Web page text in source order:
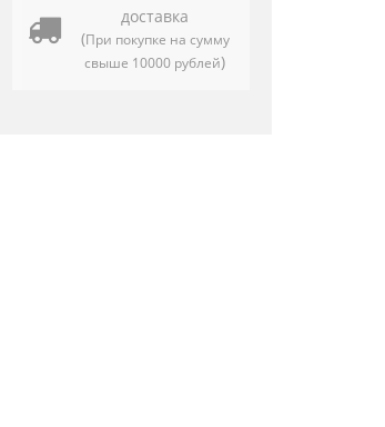
доставка
(При покупке на сумму
свыше 10000 рублей)